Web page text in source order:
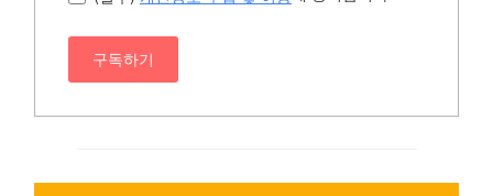
구독하기